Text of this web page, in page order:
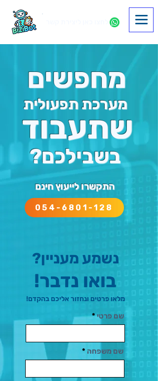
נשמע מעניין?
בואו נדבר!
שם משפחה
שם פרטי
מלאו פרטים ונחזור אליכם בהקדם!
התקשרו לייעוץ חינם
054-6801-128
בשבילכם?
מחפשים
מערכת תפעולית
שתעבוד